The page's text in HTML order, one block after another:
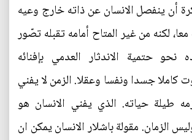
أن ينفصل الانسان عن ذاته خارج وعيه
لكنه من غير المتاح أمامه تقبله تصّور
نحو حتمية الاندثار العدمي بإفنائه
كاملا جسدا ونفسا وعقلا. الزمن لا يفني
طيلة حياته. الذي يفني الانسان هو
الزمان. مقولة باشلار الانسان يمكن ان